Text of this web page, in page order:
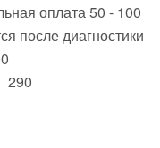
оплата 50 - 100
после диагностики
290